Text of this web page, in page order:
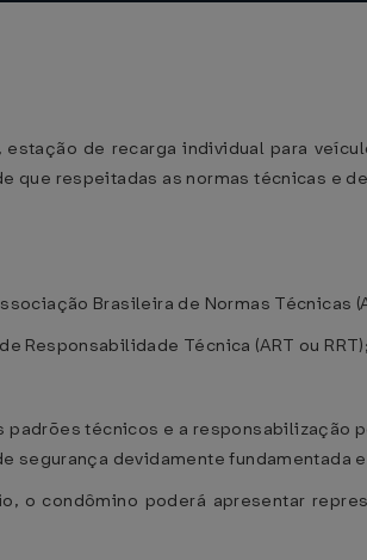
de recarga individual para
que respeitadas as normas técnicas e
Brasileira de Normas Técnicas
Responsabilidade Técnica (ART ou RRT);
técnicos e a responsabilização
segurança devidamente fundamentada
o condômino poderá apresentar